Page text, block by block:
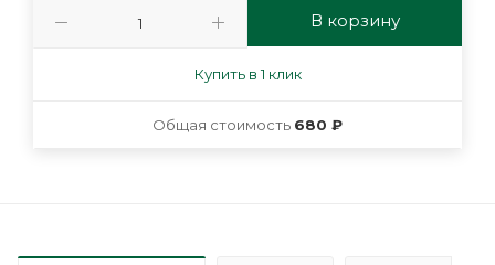
В корзину
Купить в 1 клик
Общая стоимость 680 ₽